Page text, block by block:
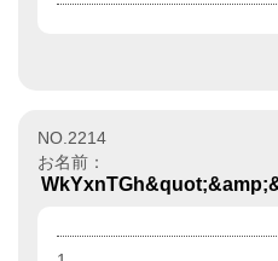
NO.2214
お名前：